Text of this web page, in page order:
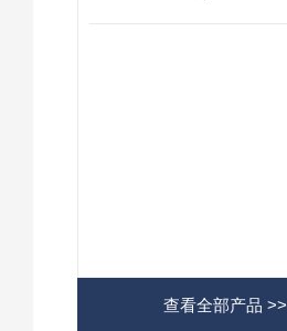
查看全部产品 >>